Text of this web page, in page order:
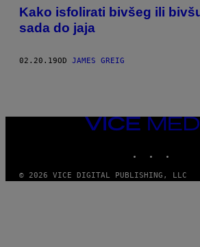
Kako isfolirati bivšeg ili
sada do jaja
02.20.19OD JAMES GREIG
VICE
MEDIA
© 2026 VICE DIGITAL PUBLISHING, LLC